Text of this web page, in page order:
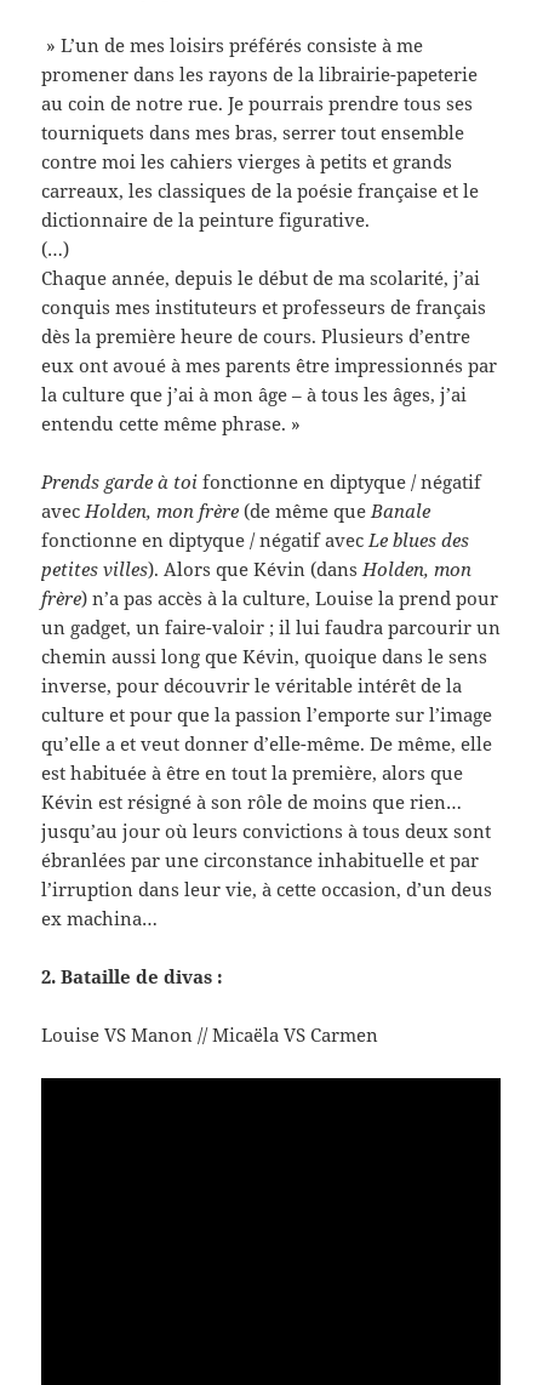
» L’un de mes loisirs préférés consiste à me
promener dans les rayons de la librairie-papeterie
au coin de notre rue. Je pourrais prendre tous ses
tourniquets dans mes bras, serrer tout ensemble
contre moi les cahiers vierges à petits et grands
carreaux, les classiques de la poésie française et le
dictionnaire de la peinture figurative.
(…)
Chaque année, depuis le début de ma scolarité, j’ai
conquis mes instituteurs et professeurs de français
dès la première heure de cours. Plusieurs d’entre
eux ont avoué à mes parents être impressionnés par
la culture que j’ai à mon âge – à tous les âges, j’ai
entendu cette même phrase. »
Prends garde à toi fonctionne en diptyque / négatif
avecHolden, mon frère (de même queBanale
fonctionne en diptyque / négatif avecLe blues des
petites villes). Alors que Kévin (dansHolden, mon
frère) n’a pas accès à la culture, Louise la prend pour
un gadget, un faire-valoir ; il lui faudra parcourir un
chemin aussi long que Kévin, quoique dans le sens
inverse, pour découvrir le véritable intérêt de la
culture et pour que la passion l’emporte sur l’image
qu’elle a et veut donner d’elle-même. De même, elle
est habituée à être en tout la première, alors que
Kévin est résigné à son rôle de moins que rien…
jusqu’au jour où leurs convictions à tous deux sont
ébranlées par une circonstance inhabituelle et par
l’irruption dans leur vie, à cette occasion, d’un deus
ex machina…
2. Bataille de divas :
Louise VS Manon // Micaëla VS Carmen